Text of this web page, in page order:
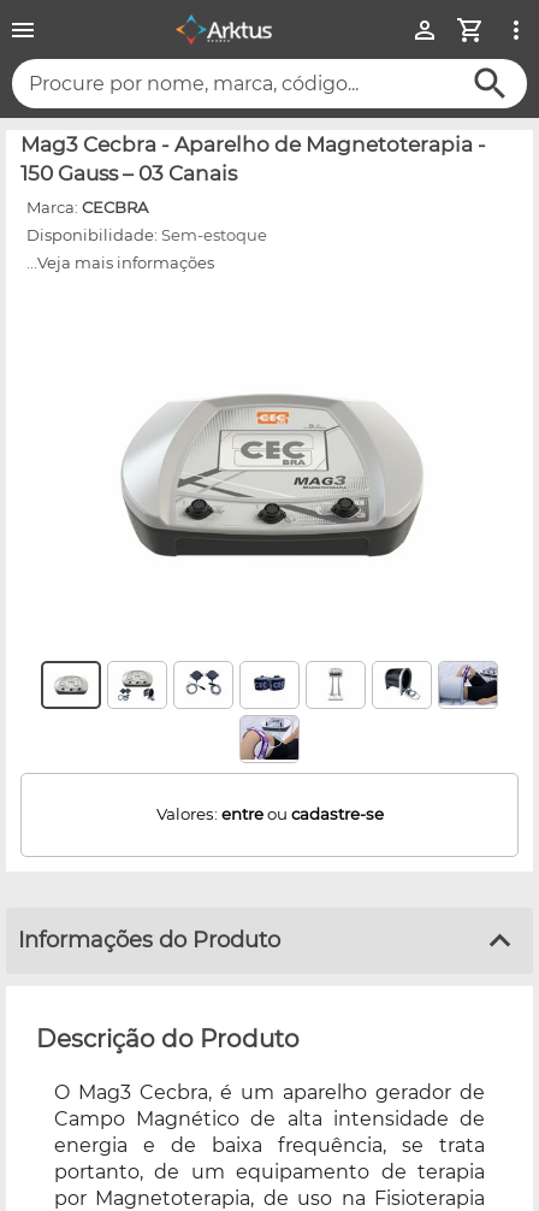
Procure por nome, marca, código...
Mag3 Cecbra - Aparelho de Magnetoterapia -
150 Gauss – 03 Canais
Marca: CECBRA
Disponibilidade: Sem-estoque
...Veja mais informações
Valores: entreou cadastre-se
Informações do Produto
Descrição do Produto
O Mag3 Cecbra, é um aparelho gerador de
Campo Magnético de alta intensidade de
energia e de baixa frequência, se trata
portanto, de um equipamento de terapia
por Magnetoterapia, de uso na Fisioterapia